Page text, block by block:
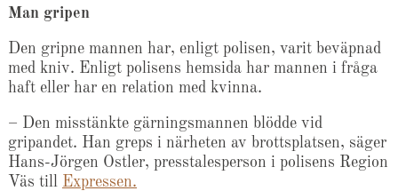
Man gripen
Den gripne mannen har, enligt polisen, varit beväpnad
med kniv. Enligt polisens hemsida har mannen i fråga
haft eller har en relation med kvinna.
– Den misstänkte gärningsmannen blödde vid
gripandet. Han greps i närheten av brottsplatsen, säger
Hans-Jörgen Ostler, presstalesperson i polisens Region
Väs till Expressen.